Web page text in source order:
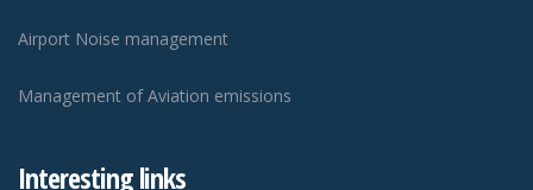
Airport Noise management
Management of Aviation emissions
Interesting links